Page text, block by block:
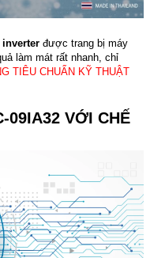
inverter được trang bị máy
làm mát rất nhanh, chỉ
TIÊU CHUẨN KỸ THUẬT
09IA32 VỚI CHẾ